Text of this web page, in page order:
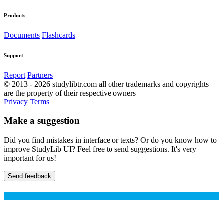
Products
Documents Flashcards
Support
Report Partners
© 2013 - 2026 studylibtr.com all other trademarks and copyrights
are the property of their respective owners
Privacy Terms
Make a suggestion
Did you find mistakes in interface or texts? Or do you know how to
improve StudyLib UI? Feel free to send suggestions. It's very
important for us!
Send feedback